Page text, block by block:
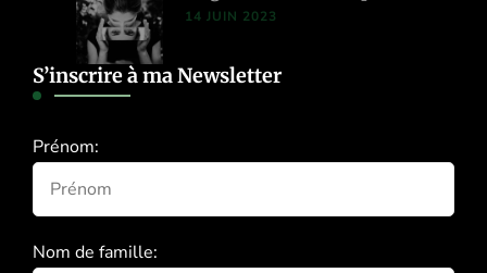
14 JUIN 2023
S’inscrire à ma Newsletter
Prénom:
Nom de famille: